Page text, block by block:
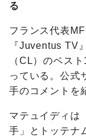
る
フランス代表
『Juventus TV
（CL）のベス
っている。公式
手のコメントを
マテュイディは
手」とトッテナ